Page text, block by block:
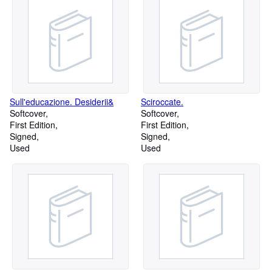
Sull'educazione. Desiderii&
Softcover
First Edition
Signed
Used
Sciroccate.
Softcover
First Edition
Signed
Used